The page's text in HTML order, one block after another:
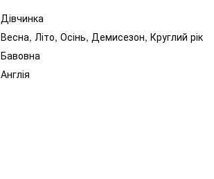
Дівчинка
Весна, Літо, Осінь, Демисезон, Круглий рік
Бавовна
Англія